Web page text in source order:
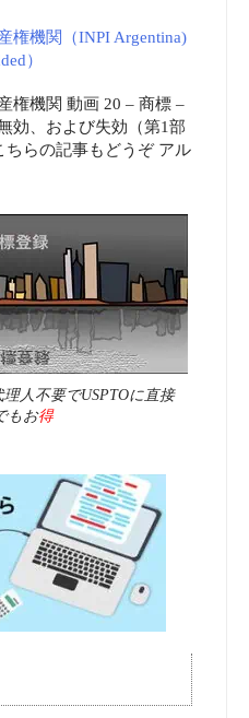
権機関（INPI Argentina)
）
権機関 動画 20 – 商標 –
効、および失効（第1部
らの記事もどうぞ アル
人不要でUSPTOに直接
もお得